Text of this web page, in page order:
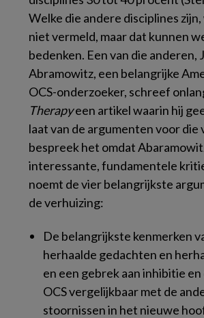
Welke die andere disciplines
niet vermeld, maar dat kunnen
bedenken. Een van die anderen,
Abramowitz, een belangrijke
OCS-onderzoeker, schreef
Therapyeen artikel waarin hij
laat van de argumenten voor die
bespreek het omdat
interessante, fundamentele
noemt de vier belangrijkste
de verhuizing:
De belangrijkste kenmerken
herhaalde gedachten en
en een gebrek aan inhibitie en
OCS vergelijkbaar met de
stoornissen in het nieuwe